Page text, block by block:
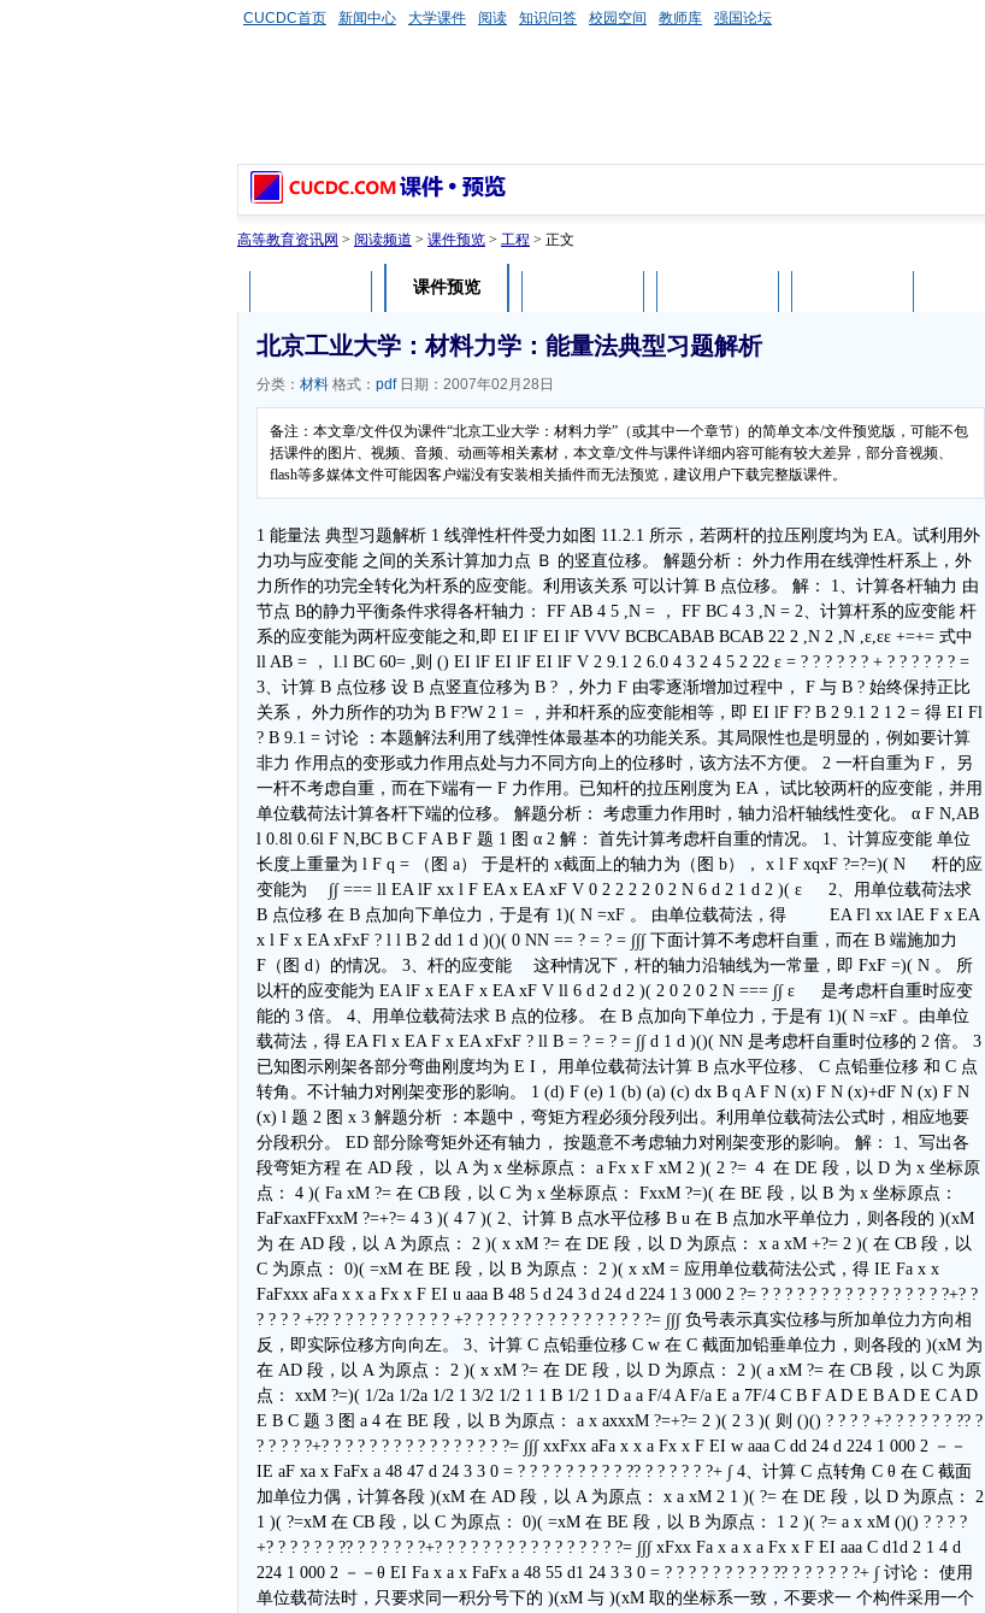
CUCDC首页 新闻中心 大学课件 阅读 知识问答 校园空间 教师库 强国论坛
高等教育资讯网 > 阅读频道 > 课件预览 > 工程 > 正文
课件预览
北京工业大学：材料力学：能量法典型习题解析
分类： 材料 格式： pdf日期：2007年02月28日
备注：本文章/文件仅为课件“北京工业大学：材料力学”（或其中一个章节）的简单文本/文件预览版，可能不包
括课件的图片、视频、音频、动画等相关素材，本文章/文件与课件详细内容可能有较大差异，部分音视频、
flash等多媒体文件可能因客户端没有安装相关插件而无法预览，建议用户下载完整版课件。
1 能量法 典型习题解析 1 线弹性杆件受力如图 11.2.1 所示，若两杆的拉压刚度均为 EA。试利用外
力功与应变能 之间的关系计算加力点 Ｂ 的竖直位移。 解题分析： 外力作用在线弹性杆系上，外
力所作的功完全转化为杆系的应变能。利用该关系 可以计算 B 点位移。 解： 1、计算各杆轴力 由
节点 B的静力平衡条件求得各杆轴力： FF AB 4 5 ,N = ， FF BC 4 3 ,N = 2、计算杆系的应变能 杆
系的应变能为两杆应变能之和,即 EI lF EI lF VVV BCBCABAB BCAB 22 2 ,N 2 ,N ,ε,εε +=+= 式中
ll AB = ， l.l BC 60= ,则 () EI lF EI lF EI lF V 2 9.1 2 6.0 4 3 2 4 5 2 22 ε = ? ? ? ? ? ? + ? ? ? ? ? ? =
3、计算 B 点位移 设 B 点竖直位移为 B ? ，外力 F 由零逐渐增加过程中， F 与 B ? 始终保持正比
关系， 外力所作的功为 B F?W 2 1 = ，并和杆系的应变能相等，即 EI lF F? B 2 9.1 2 1 2 = 得 EI Fl
? B 9.1 = 讨论 ：本题解法利用了线弹性体最基本的功能关系。其局限性也是明显的，例如要计算
非力 作用点的变形或力作用点处与力不同方向上的位移时，该方法不方便。 2 一杆自重为 F， 另
一杆不考虑自重，而在下端有一 F 力作用。已知杆的拉压刚度为 EA， 试比较两杆的应变能，并用
单位载荷法计算各杆下端的位移。 解题分析： 考虑重力作用时，轴力沿杆轴线性变化。 α F N,AB
l 0.8l 0.6l F N,BC B C F A B F 题 1 图 α 2 解： 首先计算考虑杆自重的情况。 1、计算应变能 单位
长度上重量为 l F q = （图 a） 于是杆的 x截面上的轴力为（图 b）， x l F xqxF ?=?=)( N 杆的应
变能为 ∫∫ === ll EA lF xx l F EA x EA xF V 0 2 2 2 2 0 2 N 6 d 2 1 d 2 )( ε 2、用单位载荷法求
B 点位移 在 B 点加向下单位力，于是有 1)( N =xF 。 由单位载荷法，得 EA Fl xx lAE F x EA
x l F x EA xFxF ? l l B 2 dd 1 d )()( 0 NN == ? = ? = ∫∫∫ 下面计算不考虑杆自重，而在 B 端施加力
F（图 d）的情况。 3、杆的应变能 这种情况下，杆的轴力沿轴线为一常量，即 FxF =)( N 。 所
以杆的应变能为 EA lF x EA F x EA xF V ll 6 d 2 d 2 )( 2 0 2 0 2 N === ∫∫ ε 是考虑杆自重时应变
能的 3 倍。 4、用单位载荷法求 B 点的位移。 在 B 点加向下单位力，于是有 1)( N =xF 。由单位
载荷法，得 EA Fl x EA F x EA xFxF ? ll B = ? = ? = ∫∫ d 1 d )()( NN 是考虑杆自重时位移的 2 倍。 3
已知图示刚架各部分弯曲刚度均为 E I， 用单位载荷法计算 B 点水平位移、 C 点铅垂位移 和 C 点
转角。不计轴力对刚架变形的影响。 1 (d) F (e) 1 (b) (a) (c) dx B q A F N (x) F N (x)+dF N (x) F N
(x) l 题 2 图 x 3 解题分析 ：本题中，弯矩方程必须分段列出。利用单位载荷法公式时，相应地要
分段积分。 ED 部分除弯矩外还有轴力， 按题意不考虑轴力对刚架变形的影响。 解： 1、写出各
段弯矩方程 在 AD 段， 以 A 为 x 坐标原点： a Fx x F xM 2 )( 2 ?= ４ 在 DE 段，以 D 为 x 坐标原
点： 4 )( Fa xM ?= 在 CB 段，以 C 为 x 坐标原点： FxxM ?=)( 在 BE 段，以 B 为 x 坐标原点：
FaFxaxFFxxM ?=+?= 4 3 )( 4 7 )( 2、计算 B 点水平位移 B u 在 B 点加水平单位力，则各段的 )(xM
为 在 AD 段，以 A 为原点： 2 )( x xM ?= 在 DE 段，以 D 为原点： x a xM +?= 2 )( 在 CB 段，以
C 为原点： 0)( =xM 在 BE 段，以 B 为原点： 2 )( x xM = 应用单位载荷法公式，得 IE Fa x x
FaFxxx aFa x x a Fx x F EI u aaa B 48 5 d 24 3 d 24 d 224 1 3 000 2 ?= ? ? ? ? ? ? ? ? ? ? ? ? ? ? ? ?+? ?
? ? ? ? +?? ? ? ? ? ? ? ? ? ? ? +? ? ? ? ? ? ? ? ? ? ? ? ? ? ? ?= ∫∫∫ 负号表示真实位移与所加单位力方向相
反，即实际位移方向向左。 3、计算 C 点铅垂位移 C w 在 C 截面加铅垂单位力，则各段的 )(xM 为
在 AD 段，以 A 为原点： 2 )( x xM ?= 在 DE 段，以 D 为原点： 2 )( a xM ?= 在 CB 段，以 C 为原
点： xxM ?=)( 1/2a 1/2a 1/2 1 3/2 1/2 1 1 B 1/2 1 D a a F/4 A F/a E a 7F/4 C B F A D E B A D E C A D
E B C 题 3 图 a 4 在 BE 段，以 B 为原点： a x axxxM ?=+?= 2 )( 2 3 )( 则 ()() ? ? ? ? +? ? ? ? ? ? ?? ?
? ? ? ? ?+? ? ? ? ? ? ? ? ? ? ? ? ? ? ? ?= ∫∫∫ xxFxx aFa x x a Fx x F EI w aaa C dd 24 d 224 1 000 2 －－
IE aF xa x FaFx a 48 47 d 24 3 3 0 = ? ? ? ? ? ? ? ? ? ?? ? ? ? ? ? ?+ ∫ 4、计算 C 点转角 C θ 在 C 截面
加单位力偶，计算各段 )(xM 在 AD 段，以 A 为原点： x a xM 2 1 )( ?= 在 DE 段，以 D 为原点： 2
1 )( ?=xM 在 CB 段，以 C 为原点： 0)( =xM 在 BE 段，以 B 为原点： 1 2 )( ?= a x xM ()() ? ? ? ?
+? ? ? ? ? ? ?? ? ? ? ? ? ?+? ? ? ? ? ? ? ? ? ? ? ? ? ? ? ?= ∫∫∫ xFxx Fa x a x a Fx x F EI aaa C d1d 2 1 4 d
224 1 000 2 －－θ EI Fa x a x FaFx a 48 55 d1 24 3 3 0 = ? ? ? ? ? ? ? ? ? ?? ? ? ? ? ? ?+ ∫ 讨论： 使用
单位载荷法时，只要求同一积分号下的 )(xM 与 )(xM 取的坐标系一致，不要求一 个构件采用一个